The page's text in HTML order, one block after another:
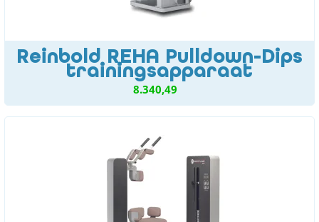
Reinbold REHA Pulldown-Dips
trainingsapparaat
8.340,49